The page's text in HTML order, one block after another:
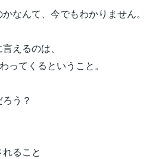
なんて、今でもわかりません。
えるのは、
ってくるということ。
う？
ること